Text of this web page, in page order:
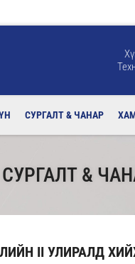
СУРГАЛТ & ЧАНАР
СУРГАЛТ &
II УЛИРАЛД